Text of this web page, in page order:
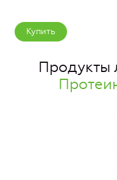
Купить
Продукты